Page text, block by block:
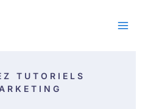
TUTORIELS